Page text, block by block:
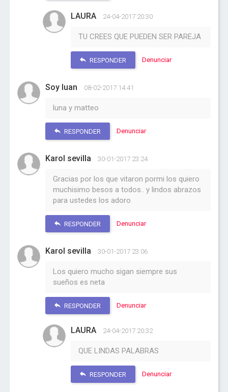
LAURA 24-04-2017 20:30
TU CREES QUE PUEDEN SER PAREJA
RESPONDER Denunciar
Soy luan 08-02-2017 14:41
luna y matteo
RESPONDER Denunciar
Karol sevilla 30-01-2017 23:24
Gracias por los que vitaron pormi los quiero
muchisimo besos a todos.. y lindos abrazos
para ustedes los adoro
RESPONDER Denunciar
Karol sevilla 30-01-2017 23:06
Los quiero mucho sigan siempre sus
sueños es neta
RESPONDER Denunciar
LAURA 24-04-2017 20:32
QUE LINDAS PALABRAS
RESPONDER Denunciar